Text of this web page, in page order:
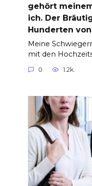
gehört
ich. Der
Hunderten
Meine
mit den
0 1.2k.